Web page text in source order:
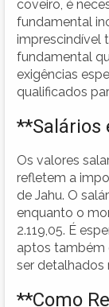
coveiro, é
fundamental
imprescindível
fundamental
exigências
qualificados
**Salários
Os valores
refletem a
de Jahu. O
enquanto o
2.119,05. É
aptos também
ser
**Como